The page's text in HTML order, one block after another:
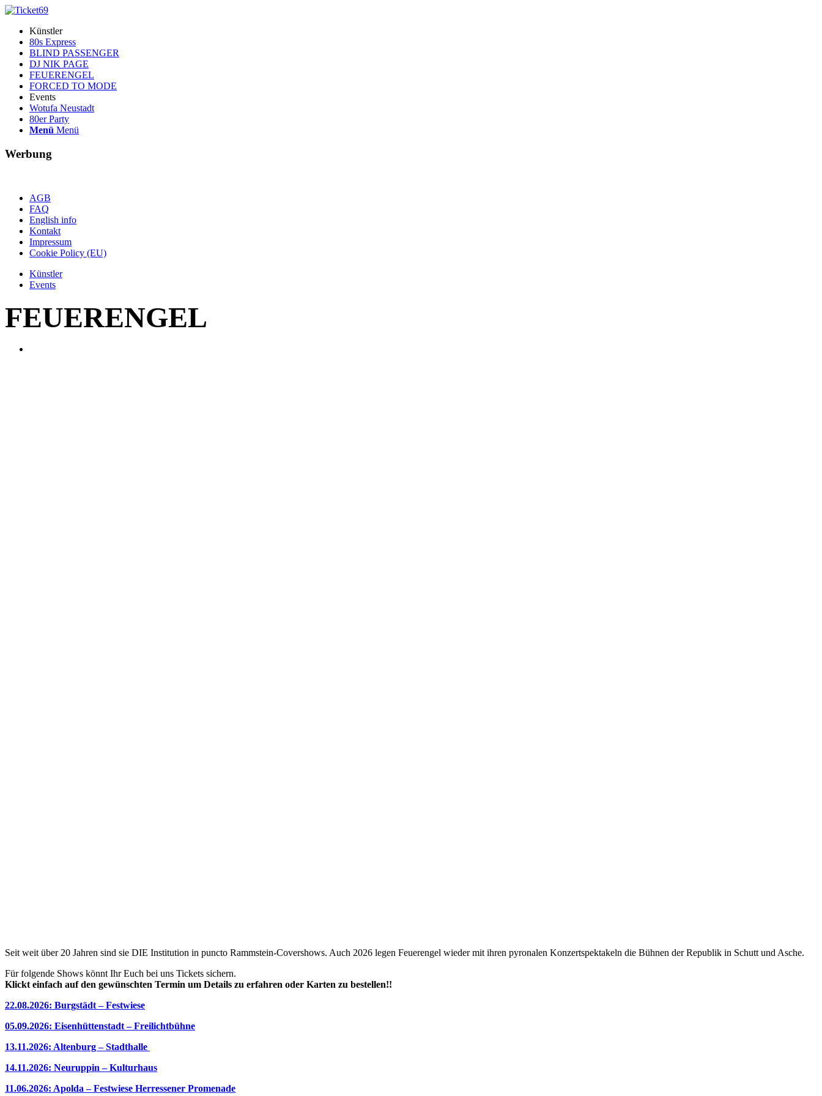
Künstler
80s Express
BLIND PASSENGER
DJ NIK PAGE
FEUERENGEL
FORCED TO MODE
Events
Wotufa Neustadt
80er Party
Menü Menü
Werbung
AGB
FAQ
English info
Kontakt
Impressum
Cookie Policy (EU)
Künstler
Events
FEUERENGEL
Seit weit über 20 Jahren sind sie DIE Institution in puncto Rammstein-Covershows. Auch 2026 legen Feuerengel wieder mit ihren pyronalen Konzertspektakeln die Bühnen der Republik in Schutt und Asche.
Für folgende Shows könnt Ihr Euch bei uns Tickets sichern.
Klickt einfach auf den gewünschten Termin um Details zu erfahren oder Karten zu bestellen!!
22.08.2026: Burgstädt – Festwiese
05.09.2026: Eisenhüttenstadt – Freilichtbühne
13.11.2026: Altenburg – Stadthalle
14.11.2026: Neuruppin – Kulturhaus
11.06.2026: Apolda – Festwiese Herressener Promenade